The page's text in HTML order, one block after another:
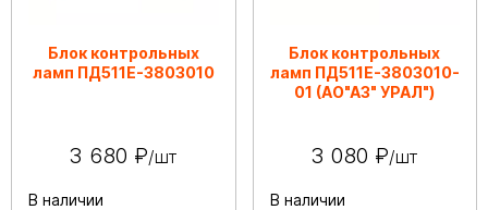
Блок контрольных
ламп ПД511Е-3803010
3 680 ₽/шт
В наличии
Блок контрольных
ламп ПД511Е-3803010-
01 (АО"АЗ" УРАЛ")
3 080 ₽/шт
В наличии